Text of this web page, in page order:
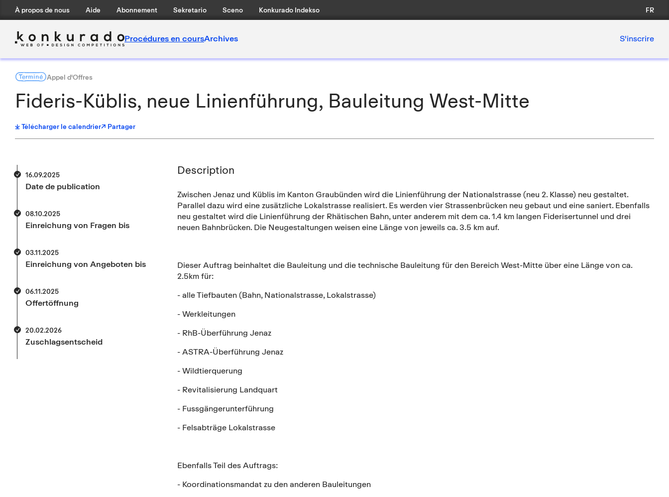
À propos de nous Aide Abonnement Sekretario Sceno Konkurado Indekso FR
Procédures en coursArchives S'inscrire
TerminéAppel d'Offres
Fideris-Küblis, neue Linienführung, Bauleitung West-Mitte
Télécharger le calendrier↗ Partager
16.09.2025
Date de publication
08.10.2025
Einreichung von Fragen bis
03.11.2025
Einreichung von Angeboten bis
06.11.2025
Offertöffnung
20.02.2026
Zuschlagsentscheid
Description
Zwischen Jenaz und Küblis im Kanton Graubünden wird die Linienführung der Nationalstrasse (neu 2. Klasse) neu gestaltet.
Parallel dazu wird eine zusätzliche Lokalstrasse realisiert. Es werden vier Strassenbrücken neu gebaut und eine saniert. Ebenfalls
neu gestaltet wird die Linienführung der Rhätischen Bahn, unter anderem mit dem ca. 1.4 km langen Fiderisertunnel und drei
neuen Bahnbrücken. Die Neugestaltungen weisen eine Länge von jeweils ca. 3.5 km auf.
Dieser Auftrag beinhaltet die Bauleitung und die technische Bauleitung für den Bereich West-Mitte über eine Länge von ca.
2.5km für:
- alle Tiefbauten (Bahn, Nationalstrasse, Lokalstrasse)
- Werkleitungen
- RhB-Überführung Jenaz
- ASTRA-Überführung Jenaz
- Wildtierquerung
- Revitalisierung Landquart
- Fussgängerunterführung
- Felsabträge Lokalstrasse
Ebenfalls Teil des Auftrags:
- Koordinationsmandat zu den anderen Bauleitungen